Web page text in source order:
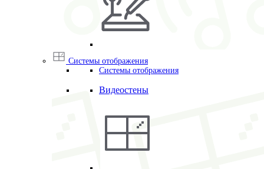
Системы отображения
Системы отображения
Видеостены